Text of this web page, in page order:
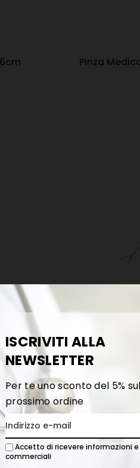
Pinza
ISCRIVITI ALLA
NEWSLETTER
Per te uno sconto del 5% sul
prossimo ordine
Accetto di ricevere informazioni
commerciali